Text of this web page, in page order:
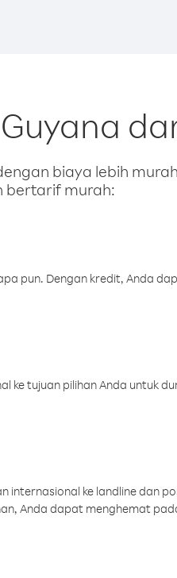
biaya lebih
bertarif murah:
pun. Dengan kredit, Anda
ke tujuan pilihan Anda untuk
internasional ke landline dan
Anda dapat menghemat